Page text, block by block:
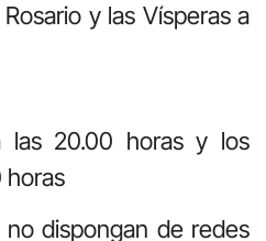
y las Vísperas a
las 20.00 horas y los
horas
dispongan de redes